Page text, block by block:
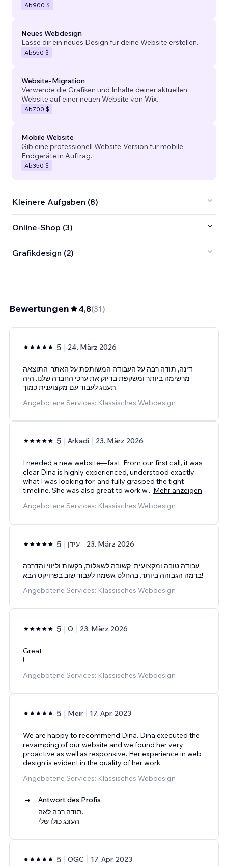
Ab900 $
Neues Webdesign
Lasse dir ein neues Design für deine Website erstellen.
Ab550 $
Website-Migration
Verwende die Grafiken und Inhalte deiner aktuellen
Website auf einer neuen Website von Wix.
Ab700 $
Mobile Website
Gib eine professionell Website-Version für mobile
Endgeräte in Auftrag.
Ab350 $
Kleinere Aufgaben (8)
Online-Shop (3)
Grafikdesign (2)
Bewertungen 4,8(31)
5 24. März 2026
דינה, תודה רבה על העבודה המשותפת על האתר. התוצאה
מרשימה ביותר ומשקפת בדיוק את ערכי החברה שלנו. היה
תענוג לעבוד עם מקצוענית כמוך.
Angebotene Services: Klassisches Webdesign
5 Arkadi 23. März 2026
I needed a new website—fast. From our first call, it was
clear Dina is highly experienced, understood exactly
what I was looking for, and fully grasped the tight
timeline. She was also great to work w... Mehr anzeigen
Angebotene Services: Klassisches Webdesign
5 עידן 23. März 2026
עבודה טובה ומקצועית. קשובה לשאלות, בקשות וליווי והדרכה
ברמה הגבוהה ביותר. בהחלט אשמח לעבוד שוב בפרויקט הבא!
Angebotene Services: Klassisches Webdesign
5 O 23. März 2026
Great
!
Angebotene Services: Klassisches Webdesign
5 Meir 17. Apr. 2023
We are happy to recommend Dina. Dina executed the
revamping of our website and we found her very
proactive as well as responsive. Her experience in web
design is evident in the quality of her work.
Angebotene Services: Klassisches Webdesign
Antwort des Profis
תודה רבה לאה.
העונג כולו שלי.
5 OGC 17. Apr. 2023